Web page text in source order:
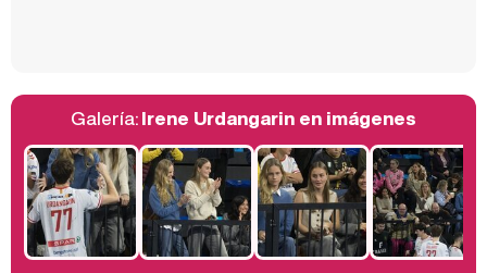
Manu Baqueiro: "Tuve como referente a Bruce Willis en 'Luz de Luna' para mi trabajo en la serie 'Perdiendo el juicio'"
Galería:Irene Urdangarin en imágenes